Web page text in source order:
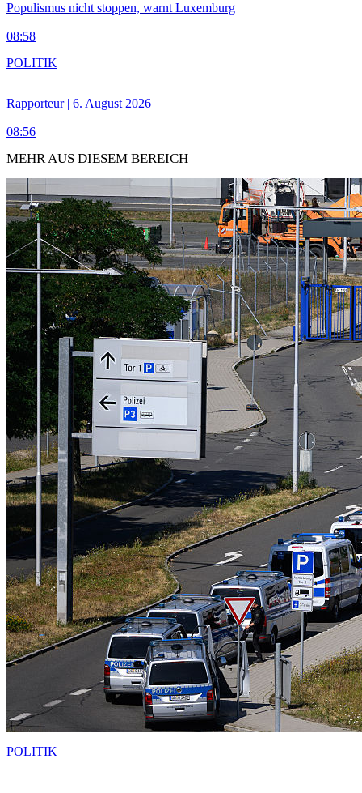
Populismus nicht stoppen, warnt Luxemburg
08:58
Rapporteur | 6. August 2026
08:56
POLITIK
MEHR AUS DIESEM BEREICH
POLITIK